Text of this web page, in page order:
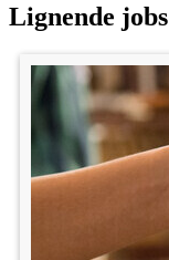
Lignende jobs